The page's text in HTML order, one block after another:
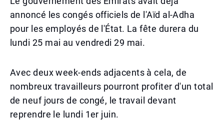
annoncé les congés officiels de l'Aïd al-Adha
pour les employés de l'État. La fête durera du
lundi 25 mai au vendredi 29 mai.
Avec deux week-ends adjacents à cela, de
nombreux travailleurs pourront profiter d'un total
de neuf jours de congé, le travail devant
reprendre le lundi 1er juin.